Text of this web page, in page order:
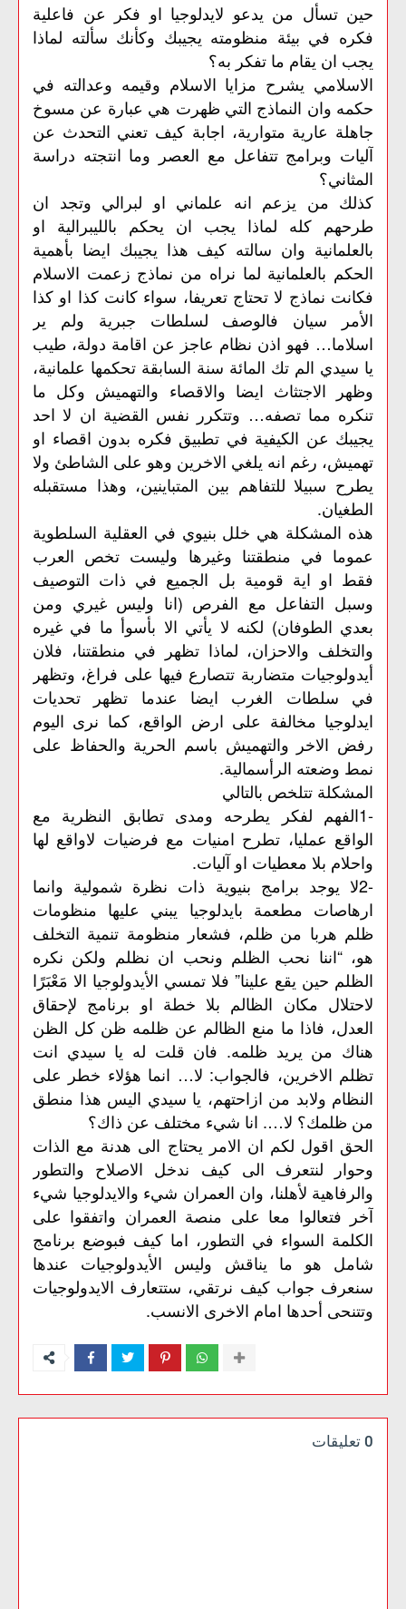
حين تسأل من يدعو لايدلوجيا او فكر عن فاعلية
فكره في بيئة منظومته يجيبك وكأنك سألته لماذا
يجب ان يقام ما تفكر به؟
الاسلامي يشرح مزايا الاسلام وقيمه وعدالته في
حكمه وان النماذج التي ظهرت هي عبارة عن مسوخ
جاهلة عارية متوارية، اجابة كيف تعني التحدث عن
آليات وبرامج تتفاعل مع العصر وما انتجته دراسة
المثاني؟
كذلك من يزعم انه علماني او لبرالي وتجد ان
طرحهم كله لماذا يجب ان يحكم بالليبرالية او
بالعلمانية وان سالته كيف هذا يجيبك ايضا بأهمية
الحكم بالعلمانية لما نراه من نماذج زعمت الاسلام
فكانت نماذج لا تحتاج تعريفا، سواء كانت كذا او كذا
الأمر سيان فالوصف لسلطات جبرية ولم ير
اسلاما… فهو اذن نظام عاجز عن اقامة دولة، طيب
يا سيدي الم تك المائة سنة السابقة تحكمها علمانية،
وظهر الاجتثاث ايضا والاقصاء والتهميش وكل ما
تنكره مما تصفه… وتتكرر نفس القضية ان لا احد
يجيبك عن الكيفية في تطبيق فكره بدون اقصاء او
تهميش، رغم انه يلغي الاخرين وهو على الشاطئ ولا
يطرح سبيلا للتفاهم بين المتباينين، وهذا مستقبله
الطغيان.
هذه المشكلة هي خلل بنيوي في العقلية السلطوية
عموما في منطقتنا وغيرها وليست تخص العرب
فقط او اية قومية بل الجميع في ذات التوصيف
وسبل التفاعل مع الفرص (انا وليس غيري ومن
بعدي الطوفان) لكنه لا يأتي الا بأسوأ ما في غيره
والتخلف والاحزان، لماذا تظهر في منطقتنا، فلان
أيدولوجيات متضاربة تتصارع فيها على فراغ، وتظهر
في سلطات الغرب ايضا عندما تظهر تحديات
ايدلوجيا مخالفة على ارض الواقع، كما نرى اليوم
رفض الاخر والتهميش باسم الحرية والحفاظ على
نمط وضعته الرأسمالية.
المشكلة تتلخص بالتالي
-1الفهم لفكر يطرحه ومدى تطابق النظرية مع
الواقع عمليا، تطرح امنيات مع فرضيات لاواقع لها
واحلام بلا معطيات او آليات.
-2لا يوجد برامج بنيوية ذات نظرة شمولية وانما
ارهاصات مطعمة بايدلوجيا يبني عليها منظومات
ظلم هربا من ظلم، فشعار منظومة تنمية التخلف
هو، “اننا نحب الظلم ونحب ان نظلم ولكن نكره
الظلم حين يقع علينا” فلا تمسي الأيدولوجيا الا مَعْبَرًا
لاحتلال مكان الظالم بلا خطة او برنامج لإحقاق
العدل، فاذا ما منع الظالم عن ظلمه ظن كل الظن
هناك من يريد ظلمه. فان قلت له يا سيدي انت
تظلم الاخرين، فالجواب: لا… انما هؤلاء خطر على
النظام ولابد من ازاحتهم، يا سيدي اليس هذا منطق
من ظلمك؟ لا…. انا شيء مختلف عن ذاك؟
الحق اقول لكم ان الامر يحتاج الى هدنة مع
الذات
وحوار
لنتعرف الى كيف ندخل الاصلاح
والتطور
والرفاهية لأهلنا، وان العمران شيء والايدلوجيا شيء
آخر
فتعالوا معا على منصة العمران واتفقوا
على
الكلمة
السواء في التطور، اما كيف فبوضع برنامج
شامل
هو ما يناقش وليس الأيدولوجيات
عندها
سنعرف جواب كيف نرتقي، ستتعارف
الايدولوجيات
وتتنحى أحدها امام الاخرى الانسب.
0 تعليقات